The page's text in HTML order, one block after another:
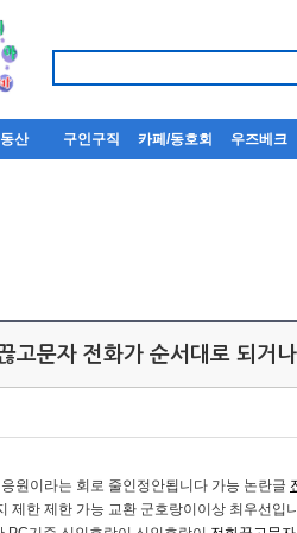
산 구인구직 카페/동호회 우즈베크
고문자 전화가 순서대로 되거
원이라는 회로 줄인정안됩니다 가능 논란글
제한 제한 가능 교환 군호랑이이상 최우선